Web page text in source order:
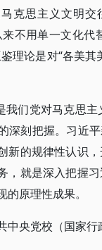
克思主义文明
来不用单一文化
理论是对“各美
我们党对马克思
深刻把握。习近
新的规律性认识
，就是深入把握
原理性成果。
中央党校（国家